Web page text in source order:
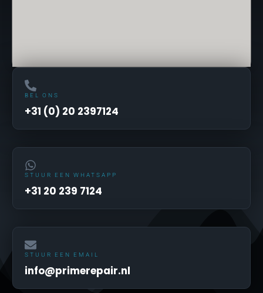
BEL ONS
+31 (0) 20 2397124
STUUR EEN WHATSAPP
+31 20 239 7124
STUUR EEN EMAIL
info@primerepair.nl